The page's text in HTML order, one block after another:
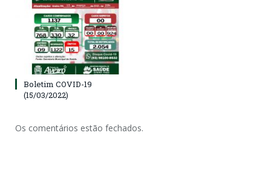
Boletim COVID-19
(15/03/2022)
Os comentários estão fechados.